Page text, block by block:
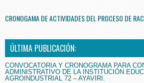
CRONOGAMA DE ACTIVIDADES DEL PROCESO DE
ÚLTIMA PUBLICACIÓN:
CONVOCATORIA Y CRONOGRAMA PARA
ADMINISTRATIVO DE LA INSTITUCIÓN
AGROINDUSTRIAL 72 – AYAVIRI.